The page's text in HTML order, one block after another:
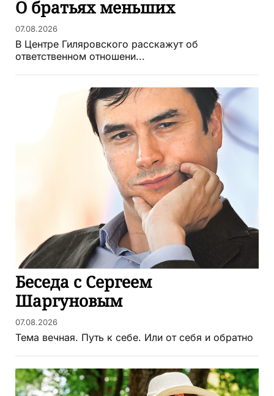
О братьях меньших
07.08.2026
В Центре Гиляровского расскажут об
ответственном отношени...
Беседа с Сергеем
Шаргуновым
07.08.2026
Тема вечная. Путь к себе. Или от себя и обратно